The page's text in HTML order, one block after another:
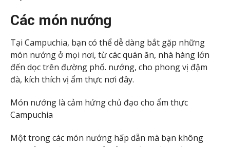
Các món nướng
Tại Campuchia, bạn có thể dễ dàng bắt gặp những
món nướng ở mọi nơi, từ các quán ăn, nhà hàng lớn
đến dọc trên đường phố. nướng, cho phong vị đậm
đà, kích thích vị ẩm thực nơi đây.
Món nướng là cảm hứng chủ đạo cho ẩm thực
Campuchia
Một trong các món nướng hấp dẫn mà bạn không